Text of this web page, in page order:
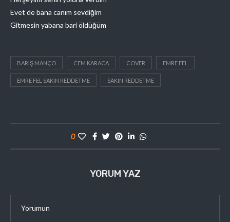
Evet de bana canım sevdiğim
Gitmesin yabana bari öldüğüm
BARIŞ MANÇO CEM KARACA COVER EMRE FEL
EMRE FEL SAKIN REDDETME SAKIN REDDETME
0
YORUM YAZ